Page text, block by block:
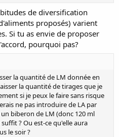
de diversification
proposés) varient
Si tu as envie de proposer
pourquoi pas?
la quantité de LM donnée en
la quantité de tirages que je
si je peux le faire sans risque
ne pas introduire de LA par
biberon de LM (donc 120 ml
? Ou est-ce qu'elle aura
le soir ?